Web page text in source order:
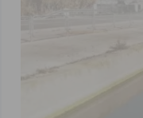
inyectará más de
abre las inscripciones para
de Música de Los